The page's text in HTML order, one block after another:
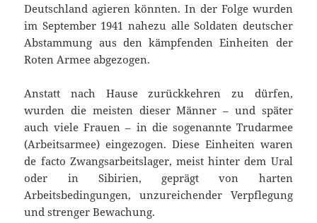
Deutschland agieren könnten. In der Folge wurden
im September 1941 nahezu alle Soldaten deutscher
Abstammung aus den kämpfenden Einheiten der
Roten Armee abgezogen.
Anstatt nach Hause zurückkehren zu dürfen,
wurden die meisten dieser Männer – und später
auch viele Frauen – in die sogenannte Trudarmee
(Arbeitsarmee) eingezogen. Diese Einheiten waren
de facto Zwangsarbeitslager, meist hinter dem Ural
oder in Sibirien, geprägt von harten
Arbeitsbedingungen, unzureichender Verpflegung
und strenger Bewachung.